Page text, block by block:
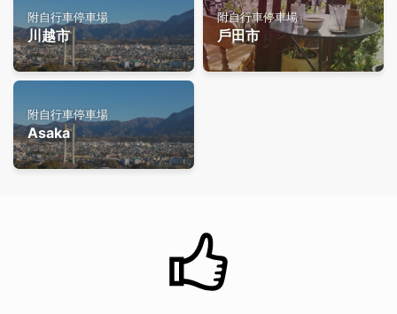
附自行車停車場
川越市
附自行車停車場
戶田市
附自行車停車場
Asaka